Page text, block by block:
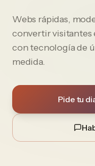
Webs rápidas,
convertir visitantes
con tecnología de
medida.
Pide tu